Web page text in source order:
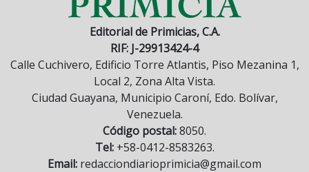
Editorial de Primicias, C.A.
RIF: J-29913424-4
Calle Cuchivero, Edificio Torre Atlantis, Piso Mezanina 1,
Local 2, Zona Alta Vista.
Ciudad Guayana, Municipio Caroní, Edo. Bolívar,
Venezuela.
Código postal:8050.
Tel:+58-0412-8583263.
Email: redacciondiarioprimicia@gmail.com